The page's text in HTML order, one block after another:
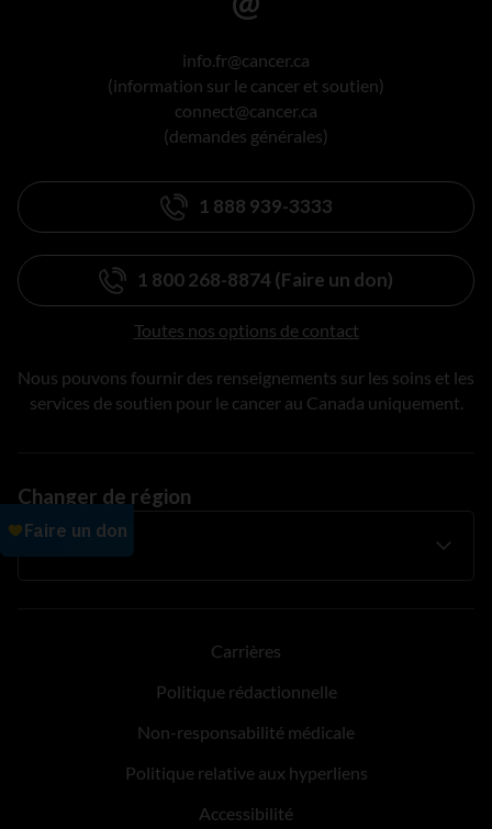
info.fr@cancer.ca
(information sur le cancer et soutien)
connect@cancer.ca
(demandes générales)
1 888 939-3333
1 800 268-8874 (Faire un don)
Toutes nos options de contact
Nous pouvons fournir des renseignements sur les soins et les
services de soutien pour le cancer au Canada uniquement.
Changer de région
Carrières
Politique rédactionnelle
Non-responsabilité médicale
Politique relative aux hyperliens
Accessibilité